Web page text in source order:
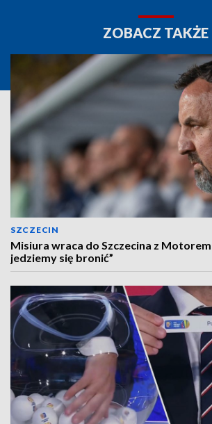
ZOBACZ TAKŻE
SZCZECIN
Misiura wraca do Szczecina z Motorem
jedziemy się bronić”